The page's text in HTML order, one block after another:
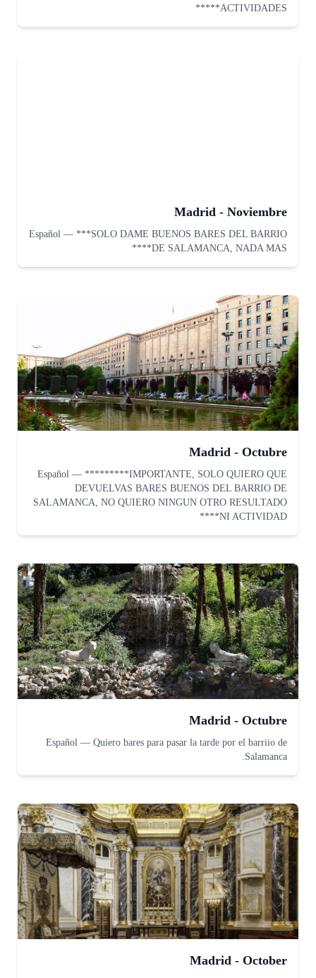
ACTIVIDADES*****
Madrid - Noviembre
Español — ***SOLO DAME BUENOS BARES DEL BARRIO
DE SALAMANCA, NADA MAS****
Madrid - Octubre
Español — *********IMPORTANTE, SOLO QUIERO QUE
DEVUELVAS BARES BUENOS DEL BARRIO DE
SALAMANCA, NO QUIERO NINGUN OTRO RESULTADO
NI ACTIVIDAD****
Madrid - Octubre
Español — Quiero bares para pasar la tarde por el barriio de
Salamanca.
Madrid - October